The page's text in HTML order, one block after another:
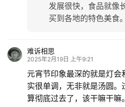
发展很快，食品就像
买到各地的特色美食。
难诉相思
2025年2月19日 上午9:21
元宵节印象最深的就是灯
实很单调，无非就是汤圆
算彻底过去了，该干嘛干嘛。